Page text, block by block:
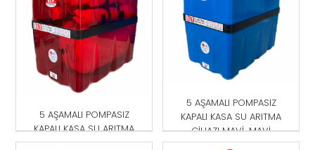
5 AŞAMALI POMPASIZ
KAPALI KASA SU ARITMA
CİHAZI KIRMIZI
5 AŞAMALI POMPASIZ
KAPALI KASA SU ARITMA
CİHAZI MAVİ-MAVİ